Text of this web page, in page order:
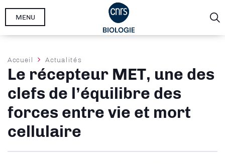
Aller
MENU
Fil
d'Ariane
Accueil Actualités
Le récepteur MET, une des
clefs de l’équilibre des
forces entre vie et mort
cellulaire